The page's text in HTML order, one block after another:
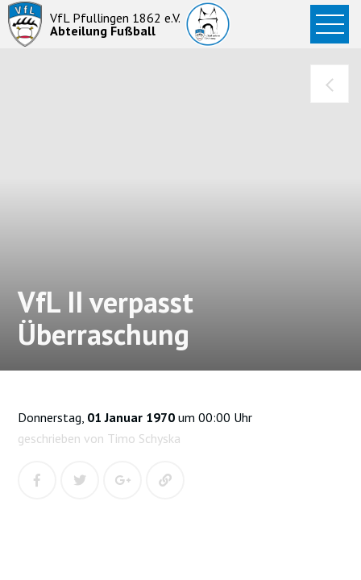
VfL Pfullingen 1862 e.V.
Abteilung Fußball
Startseite
News
VfL II verpasst
Überraschung
Donnerstag, 01 Januar 1970 um 00:00 Uhr
geschrieben von Timo Schyska